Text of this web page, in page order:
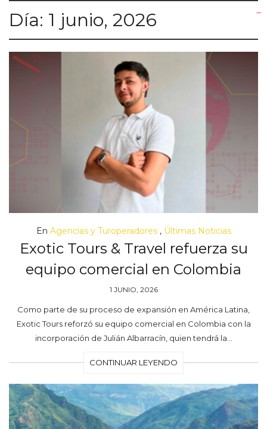
Día: 1 junio, 2026
En Agencias y Turoperadores, Últimas Noticias
Exotic Tours & Travel refuerza su
equipo comercial en Colombia
1 JUNIO, 2026
Como parte de su proceso de expansión en América Latina,
Exotic Tours reforzó su equipo comercial en Colombia con la
incorporación de Julián Albarracín, quien tendrá la…
CONTINUAR LEYENDO